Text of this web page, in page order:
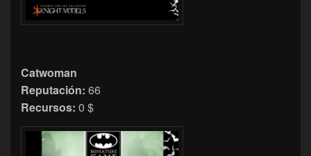
Catwoman
Reputación: 66
Recursos: 0 $